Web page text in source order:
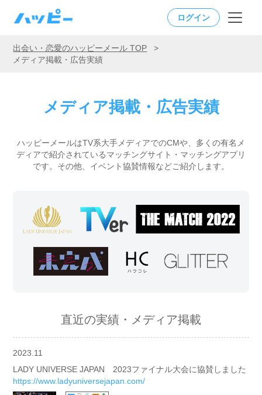
ログイン
出会い・恋愛のハッピーメール TOP
>
メディア掲載・広告実績
メディア掲載・広告実績
ハッピーメールはTV系大手メディアでのCMや、多くの有名メ
ディアで紹介されているマッチングサイト・マッチングアプリ
です。 その他、イベント協賛情報などご紹介します。
直近の実績・メディア掲載
2023.11
LADY UNIVERSE JAPAN 2023ファイナル大会に協賛しました
https://www.ladyuniversejapan.com/